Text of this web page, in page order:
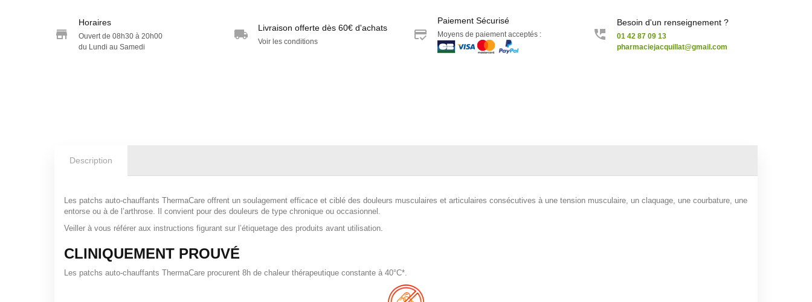
Horaires
Ouvert de 08h30 à 20h00
du Lundi au Samedi
Livraison offerte dès 60€ d'achats
Voir les conditions
Paiement Sécurisé
Moyens de paiement acceptés :
Besoin d'un renseignement ?
01 42 87 09 13
pharmaciejacquillat@gmail.com
Description
Les patchs auto-chauffants ThermaCare offrent un soulagement efficace et ciblé des douleurs musculaires et articulaires consécutives à une tension musculaire, un claquage, une courbature, une
entorse ou à de l’arthrose. Il convient pour des douleurs de type chronique ou occasionnel.
Veiller à vous référer aux instructions figurant sur l’étiquetage des produits avant utilisation.
CLINIQUEMENT PROUVÉ
Les patchs auto-chauffants ThermaCare procurent 8h de chaleur thérapeutique constante à 40°C*.